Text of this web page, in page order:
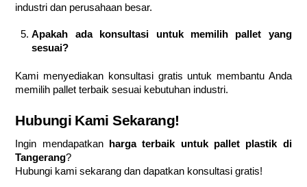
industri dan perusahaan besar.
Apakah ada konsultasi untuk memilih pallet yang
sesuai?
Kami menyediakan konsultasi gratis untuk membantu Anda
memilih pallet terbaik sesuai kebutuhan industri.
Hubungi Kami Sekarang!
Ingin mendapatkan
harga terbaik untuk pallet plastik di
Tangerang?
Hubungi kami sekarang dan dapatkan konsultasi gratis!